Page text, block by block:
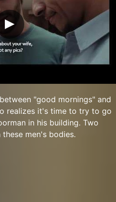
"good mornings" and
realizes it's time to try to go
in his building. Two
men's bodies.